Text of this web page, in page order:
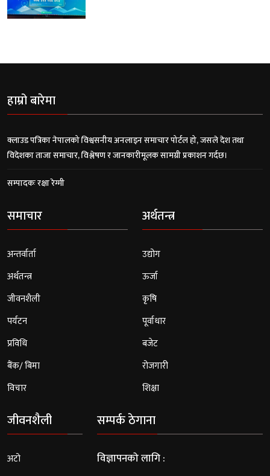
हाम्रो बारेमा
क्लाउड पत्रिका नेपालको विश्वसनीय अनलाइन समाचार पोर्टल हो, जसले देश तथा
विदेशका ताजा समाचार, विश्लेषण र जानकारीमूलक सामग्री प्रकाशन गर्दछ।
सम्पादकः रक्षा रेग्मी
समाचार
अन्तर्वार्ता
अर्थतन्त्र
जीवनशैली
पर्यटन
प्रविधि
बैंक/ बिमा
विचार
अर्थतन्त्र
उद्योग
ऊर्जा
कृषि
पूर्वाधार
बजेट
रोजगारी
शिक्षा
जीवनशैली
अटो
सम्पर्क ठेगाना
विज्ञापनको लागि :